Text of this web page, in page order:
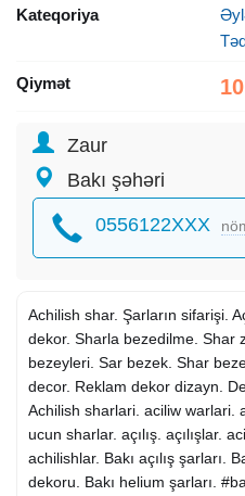
Kateqoriya
Qiymət
Zaur
Bakı şəhəri
0556122XXX
Achilish shar. Şarların sifarişi.
dekor. Sharla bezedilme. Shar
bezeyleri. Sar bezek. Shar
decor. Reklam dekor dizayn.
Achilish sharlari. aciliw warlari.
ucun sharlar. açılış. açılışlar.
achilishlar. Bakı açılış şarları.
dekoru. Bakı helium şarları.